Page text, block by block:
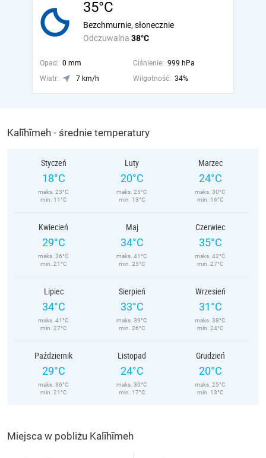
35°C
Odczuwalna 38°C
Bezchmurnie, słonecznie
Opad: 0 mm Ciśnienie: 999 hPa
Wiatr:
7 km/h Wilgotność: 34%
Kalīhīmeh - średnie temperatury
Styczeń
18°C
maks. 23°C
min. 11°C
Luty
20°C
maks. 25°C
min. 13°C
Marzec
24°C
maks. 30°C
min. 16°C
Kwiecień
29°C
maks. 36°C
min. 21°C
Maj
34°C
maks. 41°C
min. 25°C
Czerwiec
35°C
maks. 42°C
min. 27°C
Lipiec
34°C
maks. 41°C
min. 27°C
Sierpień
33°C
maks. 39°C
min. 26°C
Wrzesień
31°C
maks. 38°C
min. 24°C
Październik
29°C
maks. 36°C
min. 21°C
Listopad
24°C
maks. 30°C
min. 17°C
Grudzień
20°C
maks. 25°C
min. 13°C
Miejsca w pobliżu Kalīhīmeh